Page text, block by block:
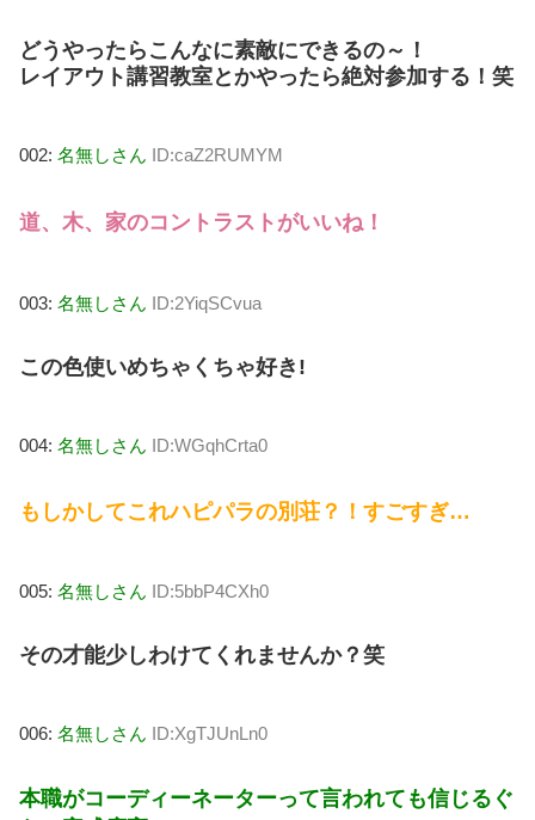
どうやったらこんなに素敵にできるの～！
レイアウト講習教室とかやったら絶対参加する！笑
002: 名無しさん ID:caZ2RUMYM
道、木、家のコントラストがいいね！
003: 名無しさん ID:2YiqSCvua
この色使いめちゃくちゃ好き!
004: 名無しさん ID:WGqhCrta0
もしかしてこれハピパラの別荘？！すごすぎ…
005: 名無しさん ID:5bbP4CXh0
その才能少しわけてくれませんか？笑
006: 名無しさん ID:XgTJUnLn0
本職がコーディーネーターって言われても信じるぐ